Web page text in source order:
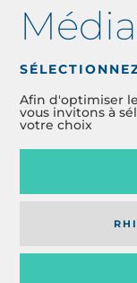
Afin d'optimiser
vous invitons à
votre choix